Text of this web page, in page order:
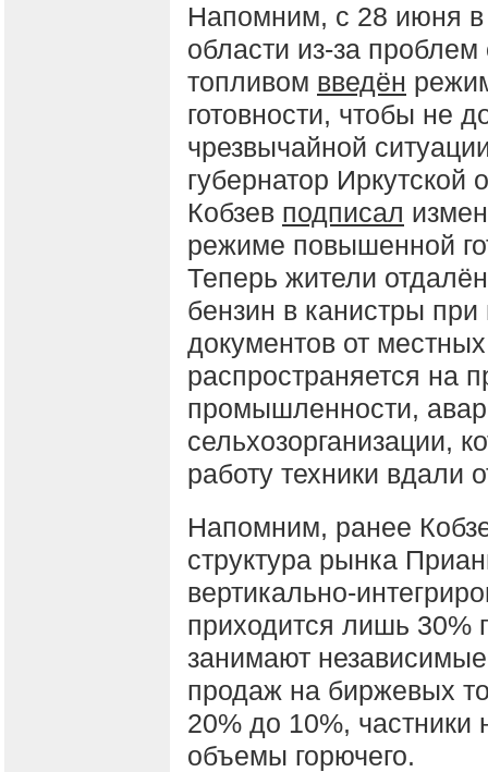
Напомним, c 28 июня в
области из-за проблем
топливом введён
готовности, чтобы не
чрезвычайной
губернатор Иркутской
Кобзев подписал
режиме повышенной
Теперь жители
бензин в канистры
документов от
распространяется на
промышленности,
сельхозорганизации,
работу техники вдали
Напомним, ранее
структура рынка
вертикально-
приходится лишь 30%
занимают
продаж на биржевых
20% до 10%, частники
объемы горючего.